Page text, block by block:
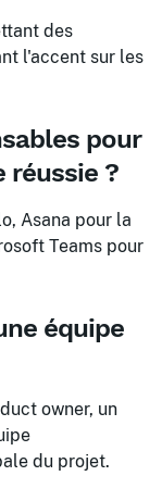
des
l'accent sur les
pour
réussie ?
Asana pour la
Teams pour
équipe
owner, un
du projet.